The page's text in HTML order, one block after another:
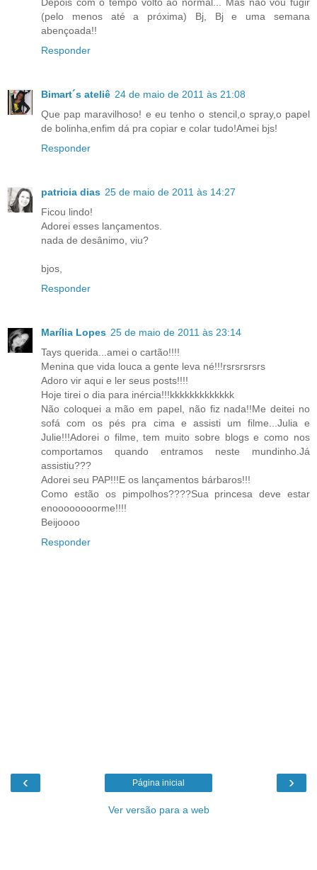
(pelo menos até a próxima) Bj, Bj e uma semana
abençoada!!
Responder
Bimart´s ateliê 24 de maio de 2011 às 21:08
Que pap maravilhoso! e eu tenho o stencil,o spray,o papel
de bolinha,enfim dá pra copiar e colar tudo!Amei bjs!
Responder
patricia dias 25 de maio de 2011 às 14:27
Ficou lindo!
Adorei esses lançamentos.
nada de desânimo, viu?
bjos,
Responder
Marília Lopes 25 de maio de 2011 às 23:14
Tays querida...amei o cartão!!!!
Menina que vida louca a gente leva né!!!rsrsrsrsrs
Adoro vir aqui e ler seus posts!!!!
Hoje tirei o dia para inércia!!!kkkkkkkkkkkkk
Não coloquei a mão em papel, não fiz nada!!Me deitei no
sofá com os pés pra cima e assisti um filme...Julia e
Julie!!!Adorei o filme, tem muito sobre blogs e como nos
comportamos quando entramos neste mundinho.Já
assistiu???
Adorei seu PAP!!!E os lançamentos bárbaros!!!
Como estão os pimpolhos????Sua princesa deve estar
enoooooooorme!!!!
Beijoooo
Responder
‹ ›
Página inicial
Ver versão para a web